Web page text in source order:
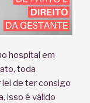
hospital em
toda
de ter consigo
isso é válido